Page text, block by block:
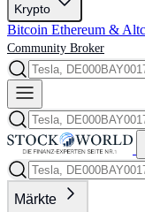
Krypto
Bitcoin Ethereum &
Community Broker
Märkte